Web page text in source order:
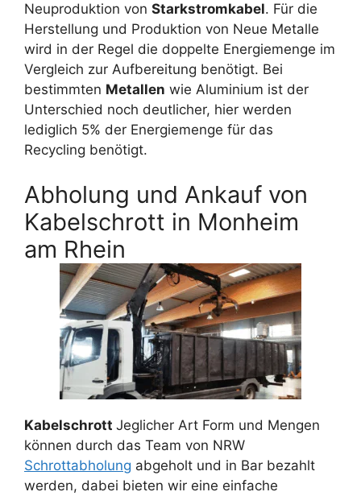
Neuproduktion von Starkstromkabel. Für die
Herstellung und Produktion von Neue Metalle
wird in der Regel die doppelte Energiemenge im
Vergleich zur Aufbereitung benötigt. Bei
bestimmten Metallen wie Aluminium ist der
Unterschied noch deutlicher, hier werden
lediglich 5% der Energiemenge für das
Recycling benötigt.
Abholung und Ankauf von
Kabelschrott in Monheim
am Rhein
Kabelschrott Jeglicher Art Form und Mengen
können durch das Team von NRW
Schrottabholung abgeholt und in Bar bezahlt
werden, dabei bieten wir eine einfache